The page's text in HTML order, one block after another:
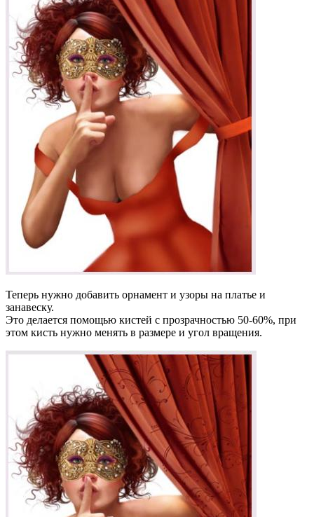
Теперь нужно добавить орнамент и узоры на платье и
занавеску.
Это делается помощью кистей с прозрачностью 50-60%, при
этом кисть нужно менять в размере и угол вращения.